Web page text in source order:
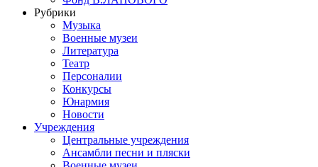
Рубрики
Музыка
Военные музеи
Литература
Театр
Персоналии
Конкурсы
Юнармия
Новости
Учреждения
Центральные учреждения
Ансамбли песни и пляски